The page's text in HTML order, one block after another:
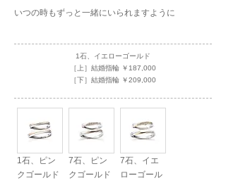
いつの時もずっと一緒にいられますように
1石、イエローゴールド
［上］結婚指輪 ￥187,000
［下］結婚指輪 ￥209,000
1石、ピン
クゴールド
7石、ピン
クゴールド
7石、イエ
ローゴール